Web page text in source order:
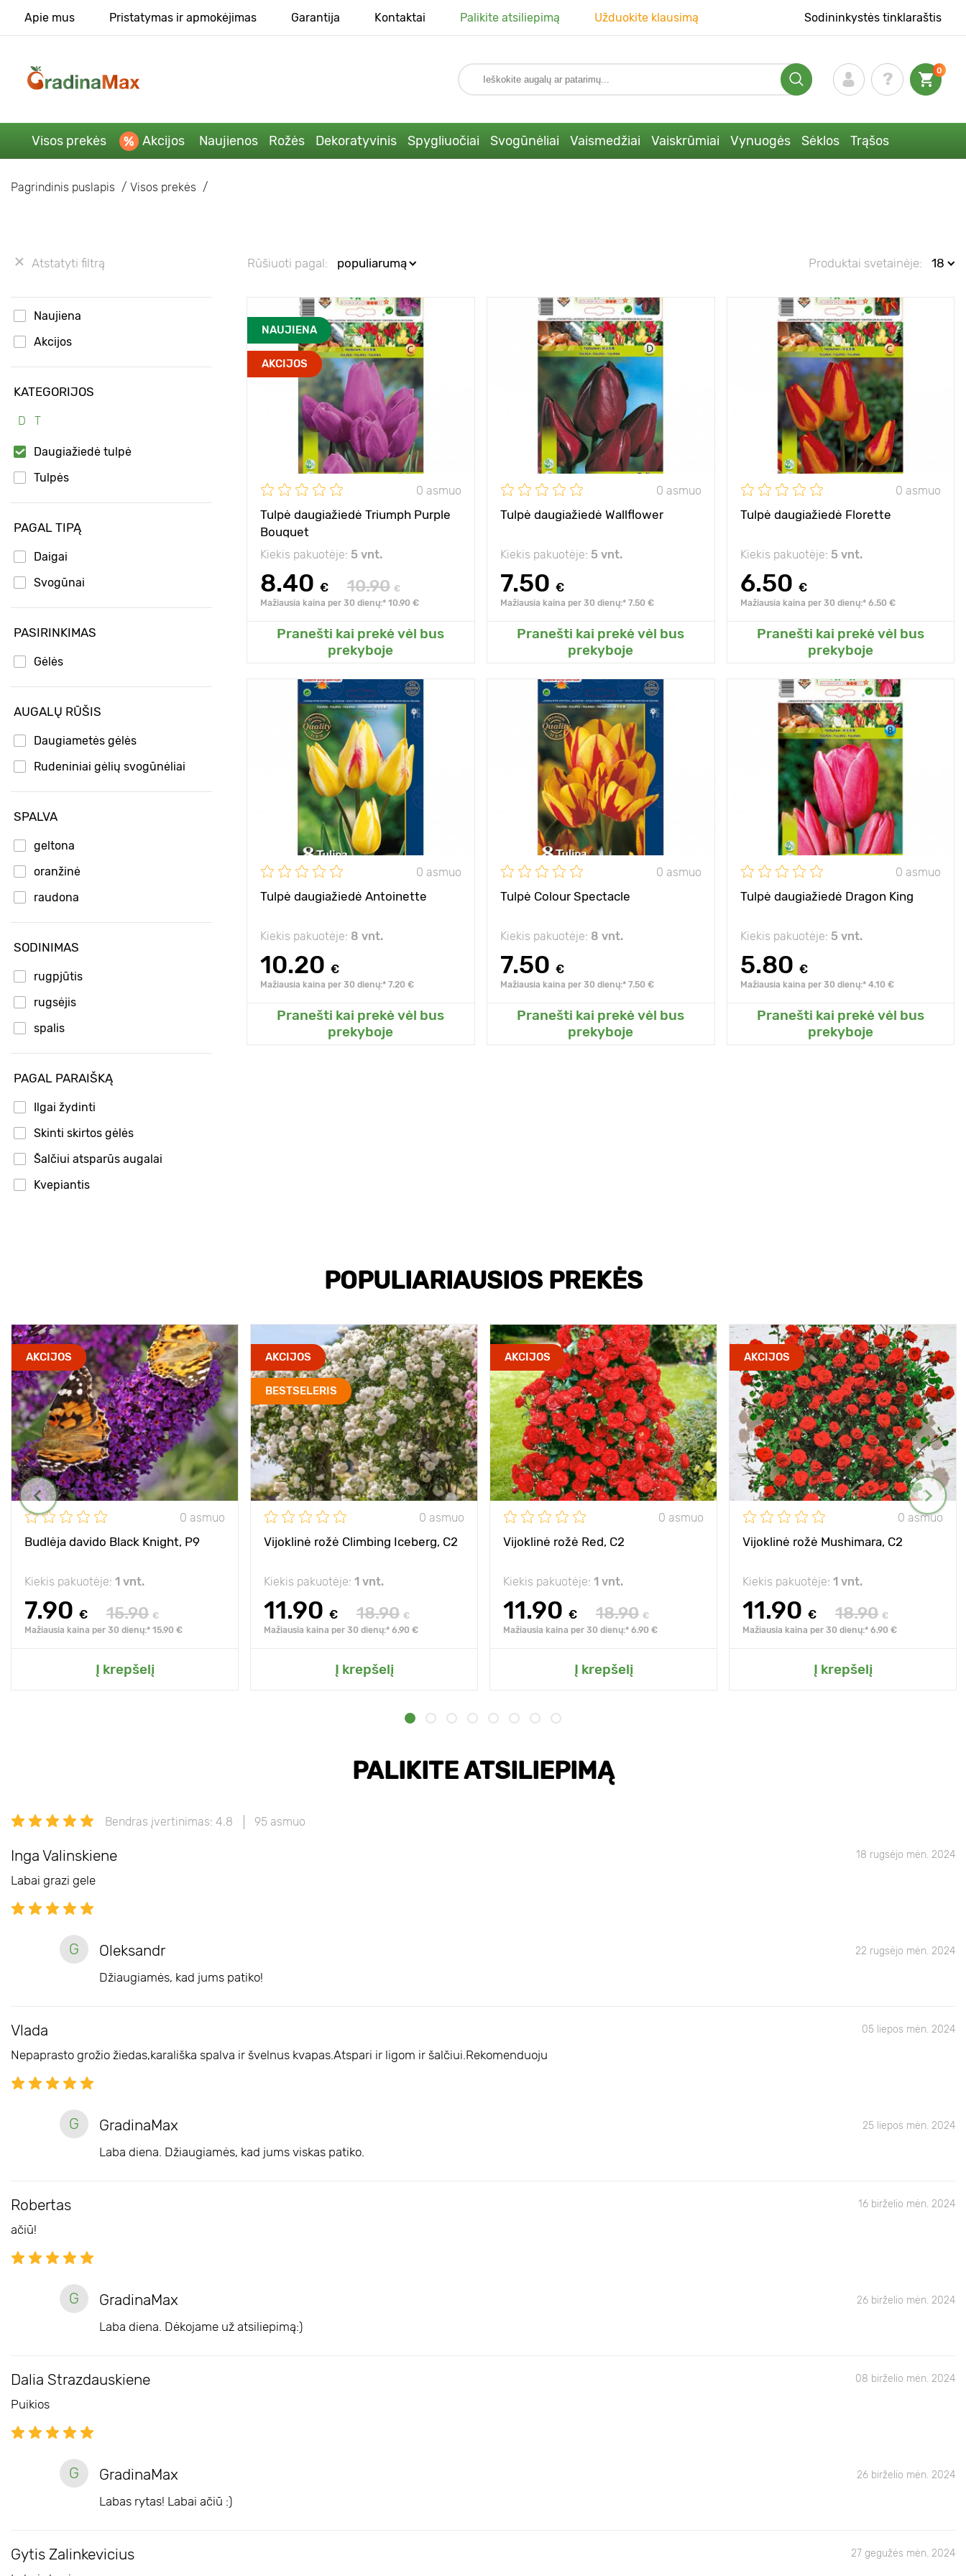
Apie mus Pristatymas ir apmokėjimas Garantija Kontaktai Palikite atsiliepimą Užduokite klausimą Sodininkystės tinklaraštis
0
Visos prekės Akcijos Naujienos Rožės Dekoratyvinis Spygliuočiai Svogūnėliai Vaismedžiai Vaiskrūmiai Vynuogės Sėklos Trąšos
Pagrindinis puslapis Visos prekės
Atstatyti filtrą
Naujiena
Akcijos
KATEGORIJOS
D T
Daugiažiedė tulpė
Tulpės
PAGAL TIPĄ
Daigai
Svogūnai
PASIRINKIMAS
Gėlės
AUGALŲ RŪŠIS
Daugiametės gėlės
Rudeniniai gėlių svogūnėliai
SPALVA
geltona
oranžinė
raudona
SODINIMAS
rugpjūtis
rugsėjis
spalis
PAGAL PARAIŠKĄ
Ilgai žydinti
Skinti skirtos gėlės
Šalčiui atsparūs augalai
Kvepiantis
Rūšiuoti pagal: populiarumą Produktai svetainėje: 18
NAUJIENA
AKCIJOS
0 asmuo
Tulpė daugiažiedė Triumph Purple
Bouquet
Kiekis pakuotėje: 5 vnt.
8.40 € 10.90 €
Mažiausia kaina per 30 dienų:* 10.90 €
Pranešti kai prekė vėl bus
prekyboje
Privalumai
nuostabi puokštė iš
vieno svogūnėlio!
Aukštis 40 - 45 cm
10 - 15 cm
saulė, šešėlis
Atsparumas šalčiui
Pridėkite prie mano sodo
0 asmuo
Tulpė daugiažiedė Wallflower
Kiekis pakuotėje: 5 vnt.
7.50 €
Mažiausia kaina per 30 dienų:* 7.50 €
Pranešti kai prekė vėl bus
prekyboje
Privalumai
iki 15 pumpurų
viename stiebe!
Aukštis
10 - 15 cm
saulė, šešėlis
Atsparumas šalčiui
Pridėkite prie mano sodo
0 asmuo
Tulpė daugiažiedė Florette
Kiekis pakuotėje: 5 vnt.
6.50 €
Mažiausia kaina per 30 dienų:* 6.50 €
Pranešti kai prekė vėl bus
prekyboje
Privalumai
reta daugiažiedė
Aukštis 35 - 45 cm
10 - 15 cm
Pozicija saulė, šešėlis
Atsparumas šalčiui
Pridėkite prie mano sodo
0 asmuo
Tulpė daugiažiedė Antoinette
Kiekis pakuotėje: 8 vnt.
10.20 €
Mažiausia kaina per 30 dienų:* 7.20 €
Pranešti kai prekė vėl bus
prekyboje
Privalumai
po 3-11 žiedų ant
35 - 45 cm
10 - 15 cm
Pozicija saulė, šešėlis
Atsparumas šalčiui
Pridėkite prie mano sodo
0 asmuo
Tulpė Colour Spectacle
Kiekis pakuotėje: 8 vnt.
7.50 €
Mažiausia kaina per 30 dienų:* 7.50 €
Pranešti kai prekė vėl bus
prekyboje
Privalumai
gėlės su raudonais
"liežuvėliais"
Aukštis
10 - 15 cm
saulė, šešėlis
Atsparumas šalčiui
Pridėkite prie mano sodo
0 asmuo
Tulpė daugiažiedė Dragon King
Kiekis pakuotėje: 5 vnt.
5.80 €
Mažiausia kaina per 30 dienų:* 4.10 €
Pranešti kai prekė vėl bus
prekyboje
Privalumai
tai Dievo dovana
gėlynui!
Aukštis 40 - 45 cm
10 - 15 cm
Pozicija saulė, šešėlis
Atsparumas šalčiui
Pridėkite prie mano sodo
POPULIARIAUSIOS PREKĖS
AKCIJOS
0 asmuo
Budlėja davido Black Knight, P9
Kiekis pakuotėje: 1 vnt.
7.90 € 15.90 €
Mažiausia kaina per 30 dienų:* 15.90 €
Į krepšelį
AKCIJOS
BESTSELERIS
0 asmuo
Vijoklinė rožė Climbing Iceberg, C2
Kiekis pakuotėje: 1 vnt.
11.90 € 18.90 €
Mažiausia kaina per 30 dienų:* 6.90 €
Į krepšelį
AKCIJOS
0 asmuo
Vijoklinė rožė Red, C2
Kiekis pakuotėje: 1 vnt.
11.90 € 18.90 €
Mažiausia kaina per 30 dienų:* 6.90 €
Į krepšelį
AKCIJOS
0 asmuo
Vijoklinė rožė Mushimara, C2
Kiekis pakuotėje: 1 vnt.
11.90 € 18.90 €
Mažiausia kaina per 30 dienų:* 6.90 €
Į krepšelį
PALIKITE ATSILIEPIMĄ
Bendras įvertinimas: 4.8 95 asmuo
Inga Valinskiene 18 rugsėjo mėn. 2024
Labai grazi gele
G Oleksandr 22 rugsėjo mėn. 2024
Džiaugiamės, kad jums patiko!
Vlada 05 liepos mėn. 2024
Nepaprasto grožio žiedas,karališka spalva ir švelnus kvapas.Atspari ir ligom ir šalčiui.Rekomenduoju
G GradinaMax 25 liepos mėn. 2024
Laba diena. Džiaugiamės, kad jums viskas patiko.
Robertas 16 birželio mėn. 2024
ačiū!
G GradinaMax 26 birželio mėn. 2024
Laba diena. Dėkojame už atsiliepimą:)
Dalia Strazdauskiene 08 birželio mėn. 2024
Puikios
G GradinaMax 26 birželio mėn. 2024
Labas rytas! Labai ačiū :)
Gytis Zalinkevicius 27 gegužės mėn. 2024